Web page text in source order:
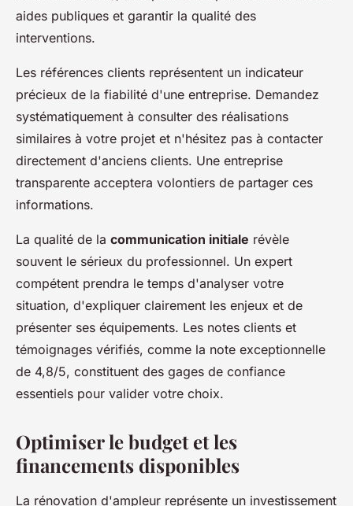
aides publiques et garantir la qualité des
interventions.
Les références clients représentent un indicateur
précieux de la fiabilité d'une entreprise. Demandez
systématiquement à consulter des réalisations
similaires à votre projet et n'hésitez pas à contacter
directement d'anciens clients. Une entreprise
transparente acceptera volontiers de partager ces
informations.
La qualité de la communication initiale révèle
souvent le sérieux du professionnel. Un expert
compétent prendra le temps d'analyser votre
situation, d'expliquer clairement les enjeux et de
présenter ses équipements. Les notes clients et
témoignages vérifiés, comme la note exceptionnelle
de 4,8/5, constituent des gages de confiance
essentiels pour valider votre choix.
Optimiser le budget et les
financements disponibles
La rénovation d'ampleur représente un investissement